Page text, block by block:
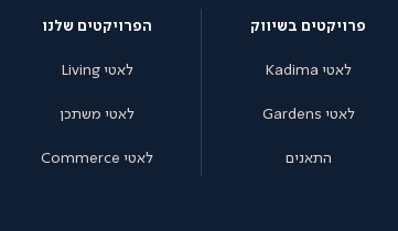
פרויקטים בשיווק
לאטי Kadima
לאטי Gardens
התאנים
הפרויקטים שלנו
לאטי Living
לאטי משתכן
לאטי Commerce